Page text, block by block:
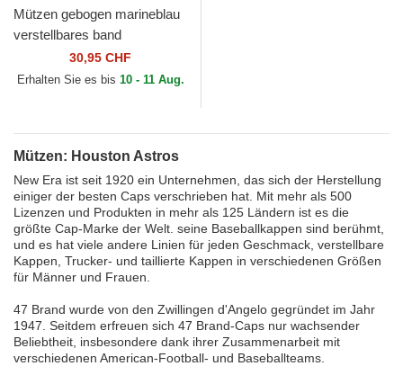
Mützen gebogen marineblau
verstellbares band
9TWENTY Core Classic der
Houston Astros MLB von
30,95 CHF
Erhalten Sie es bis 10 - 11 Aug.
Mützen: Houston Astros
New Era ist seit 1920 ein Unternehmen, das sich der Herstellung
einiger der besten Caps verschrieben hat. Mit mehr als 500
Lizenzen und Produkten in mehr als 125 Ländern ist es die
größte Cap-Marke der Welt. seine Baseballkappen sind berühmt,
und es hat viele andere Linien für jeden Geschmack, verstellbare
Kappen, Trucker- und taillierte Kappen in verschiedenen Größen
für Männer und Frauen.
47 Brand wurde von den Zwillingen d'Angelo gegründet im Jahr
1947. Seitdem erfreuen sich 47 Brand-Caps nur wachsender
Beliebtheit, insbesondere dank ihrer Zusammenarbeit mit
verschiedenen American-Football- und Baseballteams.